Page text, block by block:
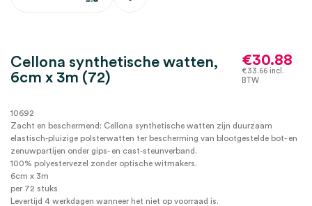
Cellona synthetische watten,
6cm x 3m (72)
€30.88
€33.66 incl.
BTW
10692
Zacht en beschermend: Cellona synthetische watten zijn duurzaam
elastisch-pluizige polsterwatten ter bescherming van blootgestelde bot- en
zenuwpartijen onder gips- en cast-steunverband.
100% polyestervezel zonder optische witmakers.
6cm x 3m
per 72 stuks
Levertijd 4 werkdagen wanneer het niet op voorraad is.